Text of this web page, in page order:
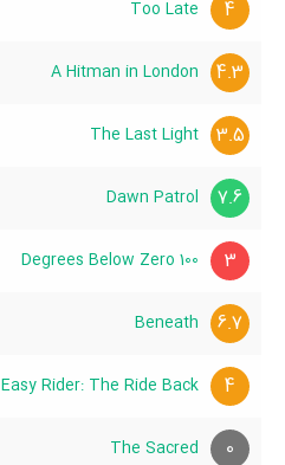
Fahey و کودکی Jeff Fahey می‌دانید حتما برای ما ارسال کنید.
4
Too Late
4.3
A Hitman in London
3.5
The Last Light
7.6
Dawn Patrol
3
100 Degrees Below Zero
6.7
Beneath
4
Easy Rider: The Ride Back
0
The Sacred